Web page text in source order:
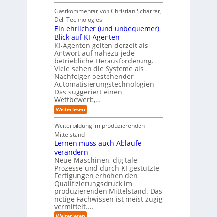
H
e
r
s
t
e
l
l
e
r
n
j
e
k
t
e
i
n
d
e
r
I
n
d
u
s
t
r
i
e
e
r
m
ö
g
l
i
c
h
e
n
r
r
s
i
k
o
,
w
a
c
h
s
e
n
d
e
R
a
n
o
m
w
a
r
e
-
G
e
f
a
ü
r
I
n
d
u
s
t
r
i
e
r
o
b
o
t
r
n
3
D
-
Z
w
i
l
l
i
n
g
f
ü
r
T
t
o
r
t
e
Gastkommentar von Christian Scharrer,
Dell Technologies
Ein ehrlicher (und unbequemer)
Blick auf KI-Agenten
KI-Agenten gelten derzeit als
Antwort auf nahezu jede
betriebliche Herausforderung.
Viele sehen die Systeme als
Nachfolger bestehender
Automatisierungstechnologien.
Das suggeriert einen
Wettbewerb,…
Weiterlesen:
E
n
e
h
r
l
i
c
h
e
r
(
u
n
Weiterbildung im produzierenden
Mittelstand
Lernen muss auch Abläufe
verändern
Neue Maschinen, digitale
Prozesse und durch KI gestützte
Fertigungen erhöhen den
Qualifizierungsdruck im
produzierenden Mittelstand. Das
nötige Fachwissen ist meist zügig
vermittelt.…
: